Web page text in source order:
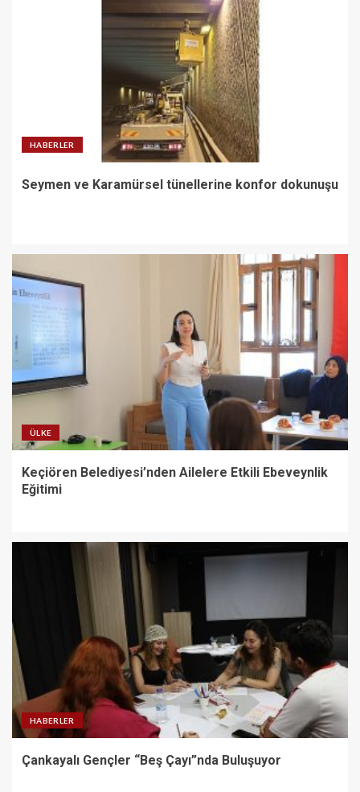
HABERLER
Seymen ve Karamürsel tünellerine konfor dokunuşu
ÜLKE
Keçiören Belediyesi’nden Ailelere Etkili Ebeveynlik
Eğitimi
HABERLER
Çankayalı Gençler “Beş Çayı”nda Buluşuyor